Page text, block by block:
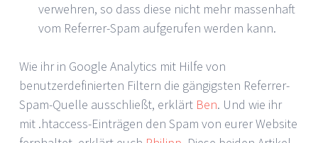
verwehren, so dass diese nicht mehr massenhaft
vom Referrer-Spam aufgerufen werden kann.
Wie ihr in Google Analytics mit Hilfe von
benutzerdefinierten Filtern die gängigsten Referrer-
Spam-Quelle ausschließt, erklärt Ben. Und wie ihr
mit .htaccess-Einträgen den Spam von eurer Website